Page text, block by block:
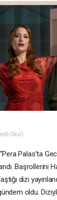
Oku)
Palas’ta
Başrollerini
dizi
oldu.